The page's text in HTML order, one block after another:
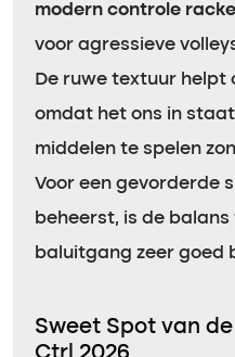
modern controle
voor agressieve
De ruwe textuur helpt
omdat het ons in
middelen te spelen
Voor een gevorderde
beheerst, is de
baluitgang zeer goed
Sweet Spot van